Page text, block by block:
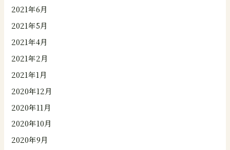
2021年6月
2021年5月
2021年4月
2021年2月
2021年1月
2020年12月
2020年11月
2020年10月
2020年9月